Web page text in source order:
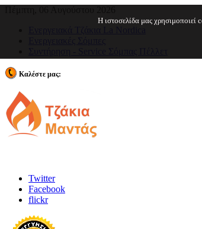
Η ιστοσελίδα μας
Καλέστε μας:
Twitter
Facebook
flickr